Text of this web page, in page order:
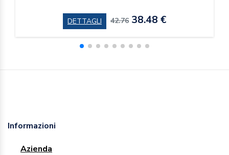
DETTAGLI 42.76 38.48 €
Informazioni
Azienda